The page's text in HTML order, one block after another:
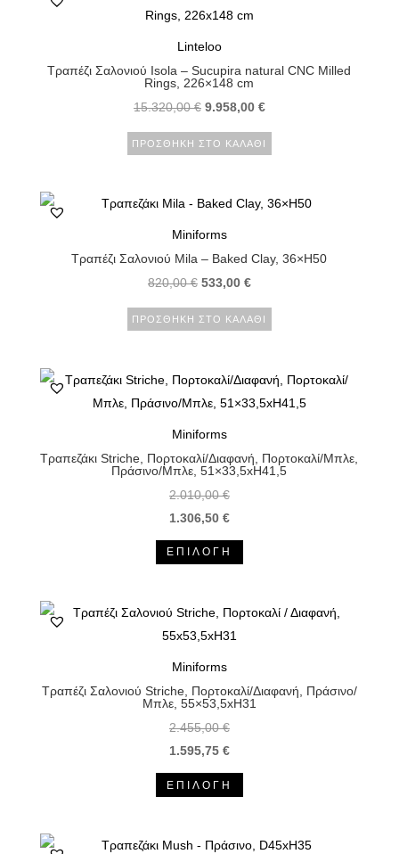
Linteloo
Τραπέζι Σαλονιού Isola – Sucupira natural CNC Milled
Rings, 226×148 cm
15.320,00€ 9.958,00 €
ΠΡΟΣΘΉΚΗ ΣΤΟ ΚΑΛΆΘΙ
Miniforms
Τραπέζι Σαλονιού Mila – Baked Clay, 36×H50
820,00€ 533,00 €
ΠΡΟΣΘΉΚΗ ΣΤΟ ΚΑΛΆΘΙ
Miniforms
Τραπεζάκι Striche, Πορτοκαλί/Διαφανή, Πορτοκαλί/Μπλε,
Πράσινο/Μπλε, 51×33,5xH41,5
2.010,00€
1.306,50 €
ΕΠΙΛΟΓΉ
Αυτό
το
έχει
επιλογές
επιλεγούν
στη
του
Miniforms
Τραπέζι Σαλονιού Striche, Πορτοκαλί/Διαφανή, Πράσινο/
Μπλε, 55×53,5xH31
2.455,00€
1.595,75 €
ΕΠΙΛΟΓΉ
Αυτό
το
έχει